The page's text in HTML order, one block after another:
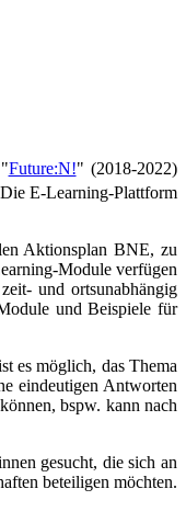
Future:N!" (2018-2022)
E-Learning-Plattform
Aktionsplan BNE, zu
Module verfügen
und ortsunabhängig
und Beispiele für
es möglich, das Thema
eindeutigen Antworten
bspw. kann nach
gesucht, die sich an
beteiligen möchten.